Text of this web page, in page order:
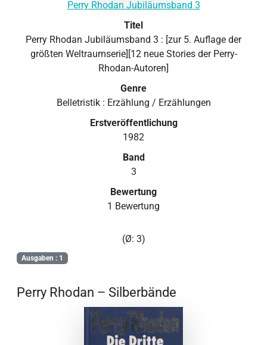
Perry Rhodan Jubiläumsband 3
Titel
Perry Rhodan Jubiläumsband 3 : [zur 5. Auflage der
größten Weltraumserie][12 neue Stories der Perry-
Rhodan-Autoren]
Genre
Belletristik : Erzählung / Erzählungen
Erstveröffentlichung
1982
Band
3
Bewertung
1 Bewertung
(Ø: 3)
Ausgaben : 1
Perry Rhodan – Silberbände